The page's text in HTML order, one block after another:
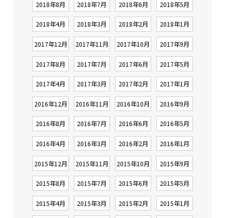
2018年8月 2018年7月 2018年6月 2018年5月
2018年4月 2018年3月 2018年2月 2018年1月
2017年12月 2017年11月 2017年10月 2017年9月
2017年8月 2017年7月 2017年6月 2017年5月
2017年4月 2017年3月 2017年2月 2017年1月
2016年12月 2016年11月 2016年10月 2016年9月
2016年8月 2016年7月 2016年6月 2016年5月
2016年4月 2016年3月 2016年2月 2016年1月
2015年12月 2015年11月 2015年10月 2015年9月
2015年8月 2015年7月 2015年6月 2015年5月
2015年4月 2015年3月 2015年2月 2015年1月